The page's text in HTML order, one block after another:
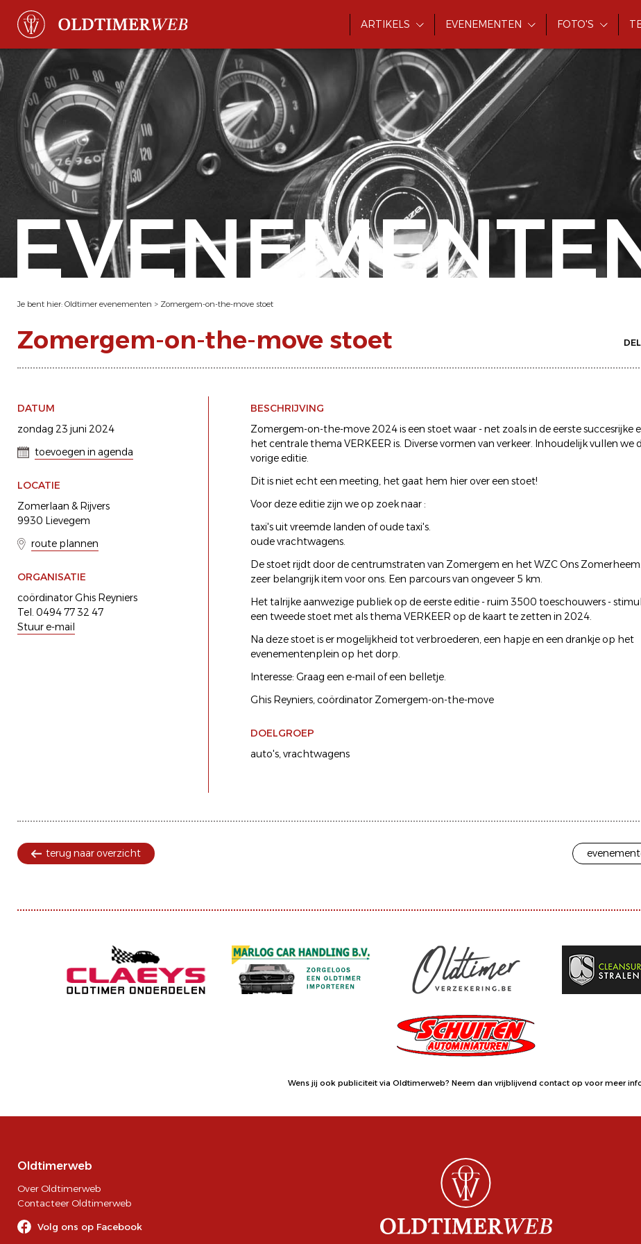
ARTIKELS EVENEMENTEN FOTO'S
Je bent hier: Oldtimer evenementen > Zomergem-on-the-move stoet
Zomergem-on-the-move stoet
DATUM
zondag 23 juni 2024
toevoegen in agenda
LOCATIE
Zomerlaan & Rijvers
9930 Lievegem
route plannen
ORGANISATIE
coördinator Ghis Reyniers
Tel. 0494 77 32 47
Stuur e-mail
BESCHRIJVING
Zomergem-on-the-move 2024 is een stoet waar - net zoals in de eerste succesrijke
het centrale thema VERKEER is. Diverse vormen van verkeer. Inhoudelijk vullen we
vorige editie.
Dit is niet echt een meeting, het gaat hem hier over een stoet!
Voor deze editie zijn we op zoek naar :
taxi's uit vreemde landen of oude taxi's.
oude vrachtwagens.
De stoet rijdt door de centrumstraten van Zomergem en het WZC Ons
zeer belangrijk item voor ons. Een parcours van ongeveer 5 km.
Het talrijke aanwezige publiek op de eerste editie - ruim 3500 toeschouwers -
een tweede stoet met als thema VERKEER op de kaart te zetten in 2024.
Na deze stoet is er mogelijkheid tot verbroederen, een hapje en een drankje op het
evenementenplein op het dorp.
Interesse: Graag een e-mail of een belletje.
Ghis Reyniers, coördinator Zomergem-on-the-move
DOELGROEP
auto's vrachtwagens
terug naar overzicht
Wens jij ook publiciteit via Oldtimerweb? Neem dan vrijblijvend contact op voor meer
Oldtimerweb
Over Oldtimerweb
Contacteer Oldtimerweb
Volg ons op Facebook